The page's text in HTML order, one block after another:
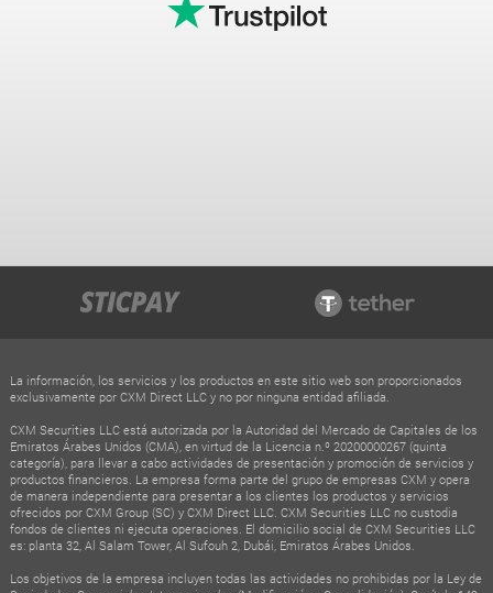
La información, los servicios y los productos en este sitio web son proporcionados
exclusivamente por CXM Direct LLC y no por ninguna entidad afiliada.
CXM Securities LLC está autorizada por la Autoridad del Mercado de Capitales de los
Emiratos Árabes Unidos (CMA), en virtud de la Licencia n.º 20200000267 (quinta
categoría), para llevar a cabo actividades de presentación y promoción de servicios y
productos financieros. La empresa forma parte del grupo de empresas CXM y opera
de manera independiente para presentar a los clientes los productos y servicios
ofrecidos por CXM Group (SC) y CXM Direct LLC. CXM Securities LLC no custodia
fondos de clientes ni ejecuta operaciones. El domicilio social de CXM Securities LLC
es: planta 32, Al Salam Tower, Al Sufouh 2, Dubái, Emiratos Árabes Unidos.
Los objetivos de la empresa incluyen todas las actividades no prohibidas por la Ley de